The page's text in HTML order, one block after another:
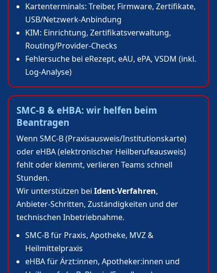
Kartenterminals: Treiber, Firmware, Zertifikate,
USB/Netzwerk‑Anbindung
KIM: Einrichtung, Zertifikatsverwaltung,
Routing/Provider‑Checks
Fehlersuche bei eRezept, eAU, ePA, VSDM (inkl.
Log‑Analyse)
SMC‑B & eHBA: wir helfen beim
Beantragen
Wenn SMC‑B (Praxisausweis/Institutionskarte)
oder eHBA (elektronischer Heilberufeausweis)
fehlt oder klemmt, verlieren Teams schnell
Stunden.
Wir unterstützen bei Ident‑Verfahren,
Anbieter‑Schritten, Zuständigkeiten und der
technischen Inbetriebnahme.
SMC‑B für Praxis, Apotheke, MVZ &
Heilmittelpraxis
eHBA für Ärzt:innen, Apotheker:innen und